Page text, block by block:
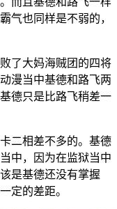
气也同样是不弱的，
了大妈海贼团的四将
漫当中基德和路飞两
德只是比路飞稍差一
二相差不多的。基德
中，因为在监狱当中
是基德还没有掌握
定的差距。